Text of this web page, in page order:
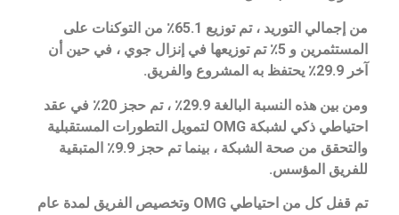
من إجمالي التوريد ، تم توزيع 65.1٪ من التوكنات على
المستثمرين و 5٪ تم توزيعها في إنزال جوي ، في حين أن
آخر 29.9٪ يحتفظ به المشروع والفريق.
ومن بين هذه النسبة البالغة 29.9٪ ، تم حجز 20٪ في عقد
احتياطي ذكي لشبكة OMG لتمويل التطورات المستقبلية
والتحقق من صحة الشبكة ، بينما تم حجز 9.9٪ المتبقية
للفريق المؤسس.
تم قفل كل من احتياطي OMG وتخصيص الفريق لمدة عام